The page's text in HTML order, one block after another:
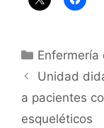
Categorías
Unidad
a pacientes
esqueléticos